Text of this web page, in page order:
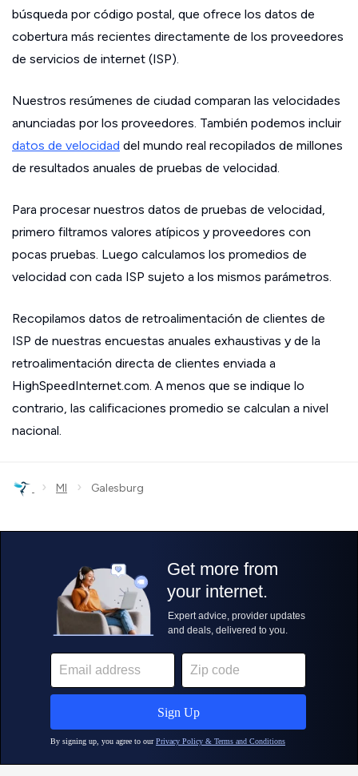
búsqueda por código postal, que ofrece los datos de
cobertura más recientes directamente de los proveedores
de servicios de internet (ISP).
Nuestros resúmenes de ciudad comparan las velocidades
anunciadas por los proveedores. También podemos incluir
datos de velocidad del mundo real recopilados de millones
de resultados anuales de pruebas de velocidad.
Para procesar nuestros datos de pruebas de velocidad,
primero filtramos valores atípicos y proveedores con
pocas pruebas. Luego calculamos los promedios de
velocidad con cada ISP sujeto a los mismos parámetros.
Recopilamos datos de retroalimentación de clientes de
ISP de nuestras encuestas anuales exhaustivas y de la
retroalimentación directa de clientes enviada a
HighSpeedInternet.com. A menos que se indique lo
contrario, las calificaciones promedio se calculan a nivel
nacional.
› MI › Galesburg